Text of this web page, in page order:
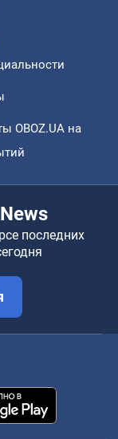
OBOZ.UA на
последних